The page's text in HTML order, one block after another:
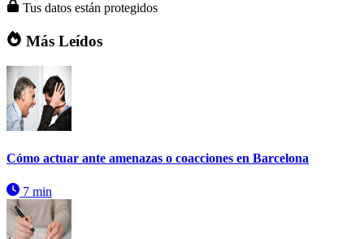
Tus datos están protegidos
Más Leídos
Cómo actuar ante amenazas o coacciones en Barcelona
7 min